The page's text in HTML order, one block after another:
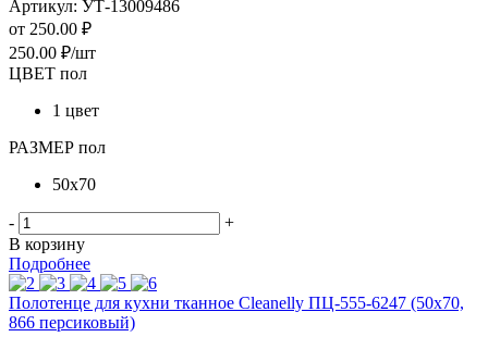
Артикул: УТ-13009486
от 250.00 ₽
250.00 ₽/шт
ЦВЕТ пол
1 цвет
РАЗМЕР пол
50х70
-
+
В корзину
Подробнее
Полотенце для кухни тканное Cleanelly ПЦ-555-6247 (50х70,
866 персиковый)